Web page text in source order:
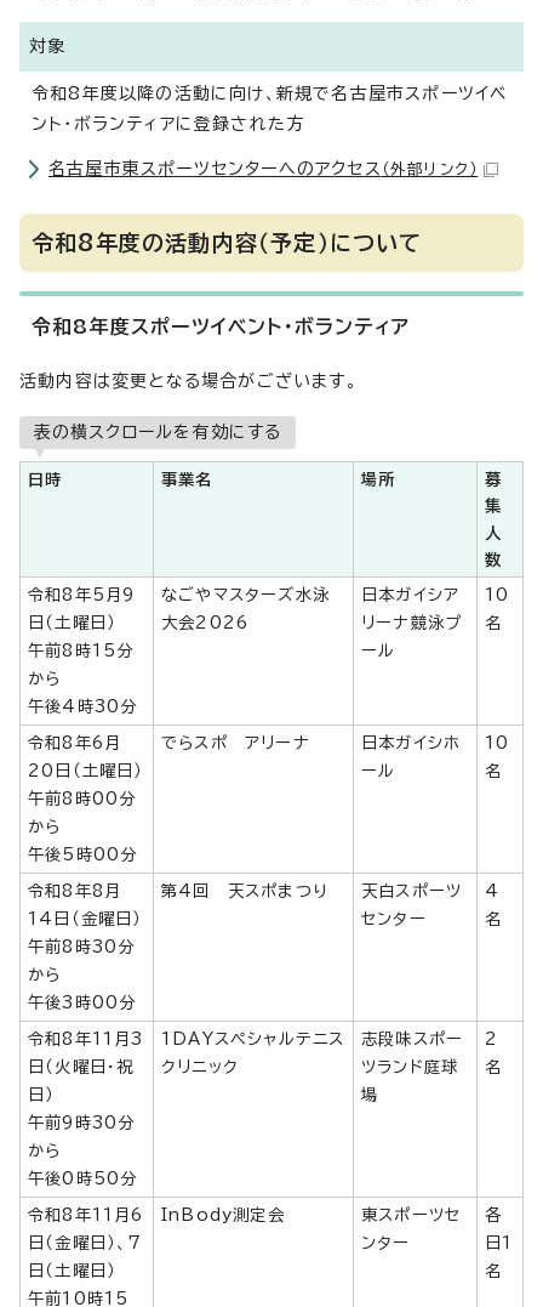
対象
令和8年度以降の活動に向け、新規で名古屋市スポーツイベ
ント・ボランティアに登録された方
名古屋市東スポーツセンターへのアクセス （外部リンク）
令和8年度の活動内容（予定）について
令和8年度スポーツイベント・ボランティア
活動内容は変更となる場合がございます。
表の横スクロールを有効にする
日時 事業名 場所
募
集
人
数
令和8年5月9
日（土曜日）
午前8時15分
から
午後4時30分
なごやマスターズ水泳
大会2026
日本ガイシア
リーナ競泳プ
ール
10
名
令和8年6月
20日（土曜日）
午前8時00分
から
午後5時00分
でらスポ アリーナ
日本ガイシホ
ール
10
名
令和8年8月
14日（金曜日）
午前8時30分
から
午後3時00分
第4回 天スポまつり
天白スポーツ
センター
4
名
令和8年11月3
日（火曜日・祝
日）
午前9時30分
から
午後0時50分
1DAYスペシャルテニス
クリニック
志段味スポー
ツランド庭球
場
2
名
令和8年11月6
日（金曜日）、7
日（土曜日）
午前10時15
InBody測定会
東スポーツセ
ンター
各
日1
名